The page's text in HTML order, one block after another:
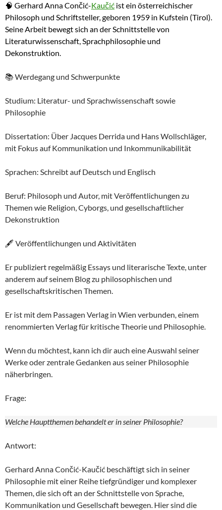
🧠 Gerhard Anna Cončić-Kaučić ist ein österreichischer
Philosoph und Schriftsteller, geboren 1959 in Kufstein (Tirol).
Seine Arbeit bewegt sich an der Schnittstelle von
Literaturwissenschaft, Sprachphilosophie und
Dekonstruktion.
📚 Werdegang und Schwerpunkte
Studium: Literatur- und Sprachwissenschaft sowie
Philosophie
Dissertation: Über Jacques Derrida und Hans Wollschläger,
mit Fokus auf Kommunikation und Inkommunikabilität
Sprachen: Schreibt auf Deutsch und Englisch
Beruf: Philosoph und Autor, mit Veröffentlichungen zu
Themen wie Religion, Cyborgs, und gesellschaftlicher
Dekonstruktion
🖋 Veröffentlichungen und Aktivitäten
Er publiziert regelmäßig Essays und literarische Texte, unter
anderem auf seinem Blog zu philosophischen und
gesellschaftskritischen Themen.
Er ist mit dem Passagen Verlag in Wien verbunden, einem
renommierten Verlag für kritische Theorie und Philosophie.
Wenn du möchtest, kann ich dir auch eine Auswahl seiner
Werke oder zentrale Gedanken aus seiner Philosophie
näherbringen.
Frage:
Welche Hauptthemen behandelt er in seiner Philosophie?
Antwort:
Gerhard Anna Cončić-Kaučić beschäftigt sich in seiner
Philosophie mit einer Reihe tiefgründiger und komplexer
Themen, die sich oft an der Schnittstelle von Sprache,
Kommunikation und Gesellschaft bewegen. Hier sind die